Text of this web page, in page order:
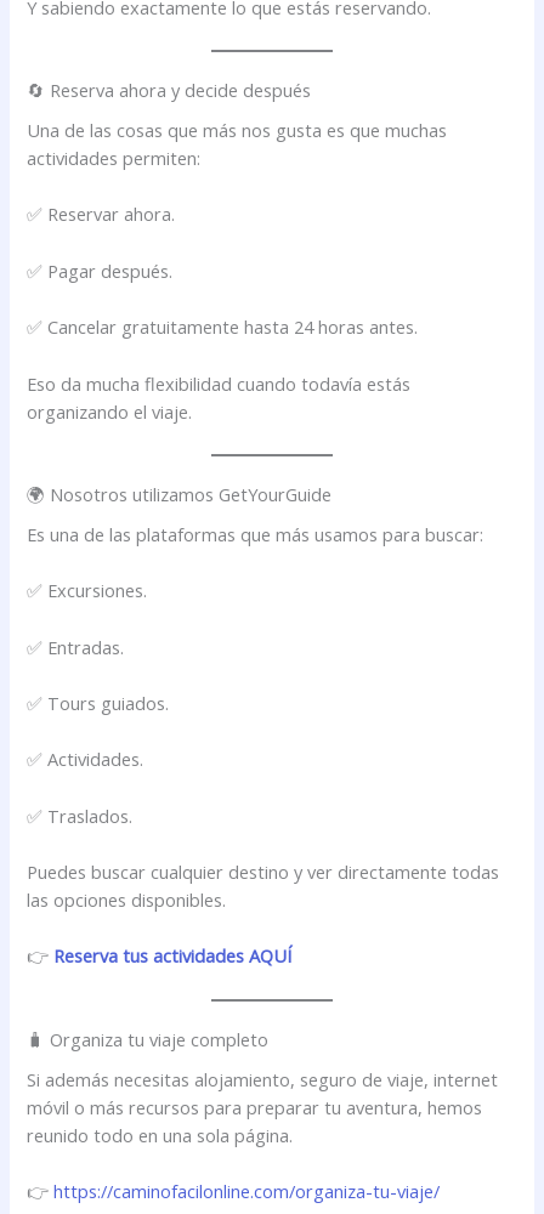
Y sabiendo exactamente lo que estás reservando.
🔄 Reserva ahora y decide después
Una de las cosas que más nos gusta es que muchas
actividades permiten:
✅ Reservar ahora.
✅ Pagar después.
✅ Cancelar gratuitamente hasta 24 horas antes.
Eso da mucha flexibilidad cuando todavía estás
organizando el viaje.
🌍 Nosotros utilizamos GetYourGuide
Es una de las plataformas que más usamos para buscar:
✅ Excursiones.
✅ Entradas.
✅ Tours guiados.
✅ Actividades.
✅ Traslados.
Puedes buscar cualquier destino y ver directamente todas
las opciones disponibles.
👉 Reserva tus actividades AQUÍ
🧳 Organiza tu viaje completo
Si además necesitas alojamiento, seguro de viaje, internet
móvil o más recursos para preparar tu aventura, hemos
reunido todo en una sola página.
👉https://caminofacilonline.com/organiza-tu-viaje/